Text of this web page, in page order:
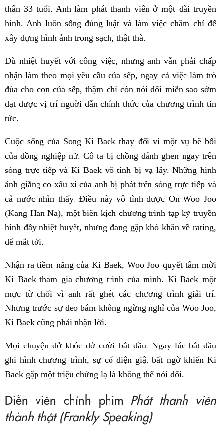
thân 33 tuổi. Anh làm phát thanh viên ở một đài truyền
hình. Anh luôn sống đúng luật và làm việc chăm chỉ để
xây dựng hình ảnh trong sạch, thật thà.
Dù nhiệt huyết với công việc, nhưng anh vẫn phải chấp
nhận làm theo mọi yêu cầu của sếp, ngay cả việc làm trò
đùa cho con của sếp, thậm chí còn nói dối miễn sao sớm
đạt được vị trí người dẫn chính thức của chương trình tin
tức.
Cuộc sống của Song Ki Baek thay đổi vì một vụ bê bối
của đồng nghiệp nữ. Cô ta bị chồng đánh ghen ngay trên
sóng trực tiếp và Ki Baek vô tình bị vạ lây. Những hình
ảnh giằng co xấu xí của anh bị phát trên sóng trực tiếp và
cả nước nhìn thấy. Điều này vô tình được On Woo Joo
(Kang Han Na), một biên kịch chương trình tạp kỹ truyền
hình đầy nhiệt huyết, nhưng đang gặp khó khăn về rating,
để mắt tới.
Nhận ra tiềm năng của Ki Baek, Woo Joo quyết tâm mời
Ki Baek tham gia chương trình của mình. Ki Baek một
mực từ chối vì anh rất ghét các chương trình giải trí.
Nhưng trước sự đeo bám không ngừng nghỉ của Woo Joo,
Ki Baek cũng phải nhận lời.
Mọi chuyện dở khóc dở cười bắt đầu. Ngay lúc bắt đầu
ghi hình chương trình, sự cố điện giật bất ngờ khiến Ki
Baek gặp một triệu chứng lạ là không thể nói dối.
Diễn viên chính phim Phát thanh viên
thành thật (Frankly Speaking)